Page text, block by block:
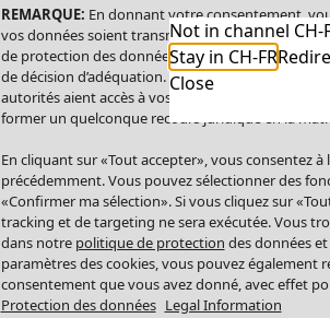
Not in channel CH-
Stay in CH-FR
Close
REMARQUE: En donnant votre consentement,
vos données soient transmises aux États-Unis.
de protection des données comparable à celui de
de décision d’adéquation. Par conséquent, vous
autorités aient accès à vos données à caractère
former un quelconque recours juridique en la
En cliquant sur «Tout accepter», vous consentez
précédemment. Vous pouvez sélectionner des
«Confirmer ma sélection». Si vous cliquez sur
tracking et de targeting ne sera exécutée. Vous
dans notre politique de protection des données
paramètres des cookies, vous pouvez également
consentement que vous avez donné, avec effet
Protection des données Legal Information